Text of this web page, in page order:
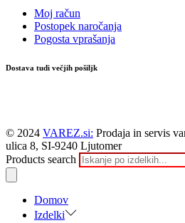
Moj račun
Postopek naročanja
Pogosta vprašanja
Dostava tudi večjih pošiljk
© 2024 VAREZ.si: Prodaja in servis
ulica 8, SI-9240 Ljutomer
Products search
Domov
Izdelki